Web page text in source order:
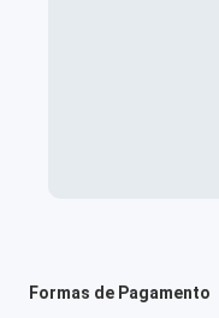
Formas de Pagamento